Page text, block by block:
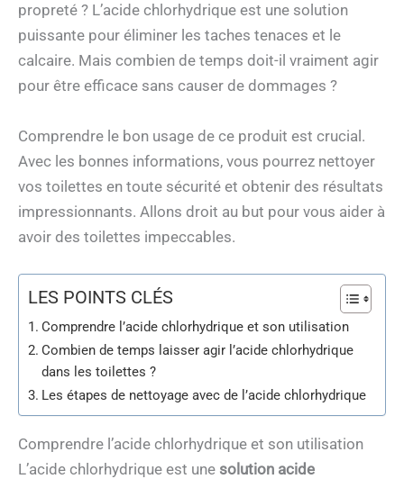
propreté ? L’acide chlorhydrique est une solution
puissante pour éliminer les taches tenaces et le
calcaire. Mais combien de temps doit-il vraiment agir
pour être efficace sans causer de dommages ?
Comprendre le bon usage de ce produit est crucial.
Avec les bonnes informations, vous pourrez nettoyer
vos toilettes en toute sécurité et obtenir des résultats
impressionnants. Allons droit au but pour vous aider à
avoir des toilettes impeccables.
LES POINTS CLÉS
Comprendre l’acide chlorhydrique et son utilisation
Combien de temps laisser agir l’acide chlorhydrique
dans les toilettes ?
Les étapes de nettoyage avec de l’acide chlorhydrique
Comprendre l’acide chlorhydrique et son utilisation
L’acide chlorhydrique est une solution acide